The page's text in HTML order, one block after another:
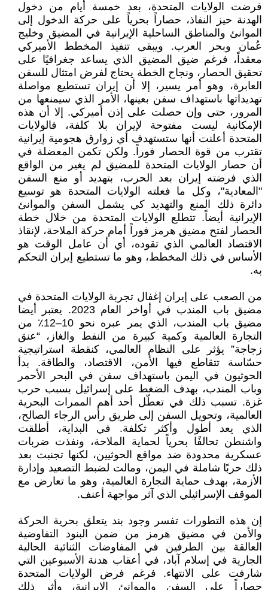
فرضت الولايات المتحدة، بعد خمسة أيام من دخول
الهدنة حيز النفاذ، حصاراً بحرياً على حركة الدخول إلى
الموانئ والمناطق الساحلية الإيرانية في المضيق وخليج
عُمان وبحر العرب. ويبقى تنفيذ المخطط الأميركي
معقداً، فرغم ضيق المضيق الذي يساعد جغرافيًا على
تحقيق الحصار، ونجاح الخطة يحتاج لفرض امتثال للسفن
العابرة، وهو أمر يسير، إلا أن إيران تستطيع مواصلة
تهديداتها باستهداف سفن بعينها، الأمر الذي سيمنعها من
المرور، حتى وإن حصلت على إذن أميركي. إلا أن هذه
الإمكانية ليست مفتوحة لإيران بلا كلفة، فالولايات
المتحدة أعلنت أنها ستستهدف أي زوارق هجومية إيرانية
تقترب من قوة الحصار فوراً. ولكن تكمن المعضلة في
أن حصار الولايات المتحدة للمضيق لم يغير من الواقع
الذي فرضته إيران بعد الحرب، بتهديد أو منع السفن
"المعادية"، وكل ما فعلته الولايات المتحدة هو توسيع
دائرة ذلك المنع والتهديد كي يشمل السفن والموانئ
الإيرانية أيضاً. تتطلع الولايات المتحدة من خلال خطة
الحصار لفتح مضيق هرمز فوراً أمام حركة الملاحة، لإنقاذ
الاقتصاد العالمي الذي تقوده، أي أن عامل الوقت هو
الأساس في ذلك المخطط، وهو ما تستطيع إيران التحكم
به.
من الصعب على إيران إغفال تجربة الولايات المتحدة في
مضيق باب المندب في أواخر العام 2023. يعتبر أيضا
مضيق باب المندب، الذي يمر عبره نحو 10–12٪ من
التجارة العالمية وكمية كبيرة من النفط والغاز، “عنق
زجاجة” يؤثر على النظام العالمي، كنقطة استراتيجية
حسّاسة تتقاطع فيها الأمن، الاقتصاد، والطاقة. بدأ
الحوثيون في اليمن باستهداف سفن في البحر الأحمر
وباب المندب، بهدف الضغط على إسرائيل بسبب حرب
غزة. تسبب ذلك في تعطّل أحد أهم الممرات البحرية
العالمية، وتحويل السفن إلى طريق رأس الرجاء الصالح،
الذي يعد أطول وأكثر تكلفة. في البداية، أطلقت
واشنطن تحالفًا بحرياً لحماية الملاحة، ونفذت ضربات
عسكرية محدودة ضد مواقع الحوثيين، لكنها تجنبت بعد
ذلك حربًا شاملة في اليمن، ومالت لضبط التصعيد وإدارة
الأزمة، بهدف حماية التجارة العالمية، وهو ما تعارض مع
الموقف الإسرائيلي الذي آثر مواجهة أعنف.
إن هذه التطورات تفسر وجود بند يتعلق بحرية الحركة
والأمن في مضيق هرمز من ضمن البنود التفاوضية
العالقة بين الطرفين في المفاوضات الثنائية الحالية
الجارية في إسلام آباد، في أعقاب هدنة الأسبوعين التي
شارفت على الانتهاء. فرغم فرض الولايات المتحدة
حصاراً على السفن والموانئ الإيرانية، وأثر ذلك